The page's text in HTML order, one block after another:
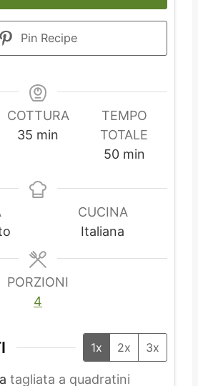
Pin Recipe
COTTURA
35 m
u
min
TEMPO
TOTALE
50m
n
u
t
min
CUCINA
Italiana
PORZIONI
4
1x 2x 3x
tagliata a quadratini